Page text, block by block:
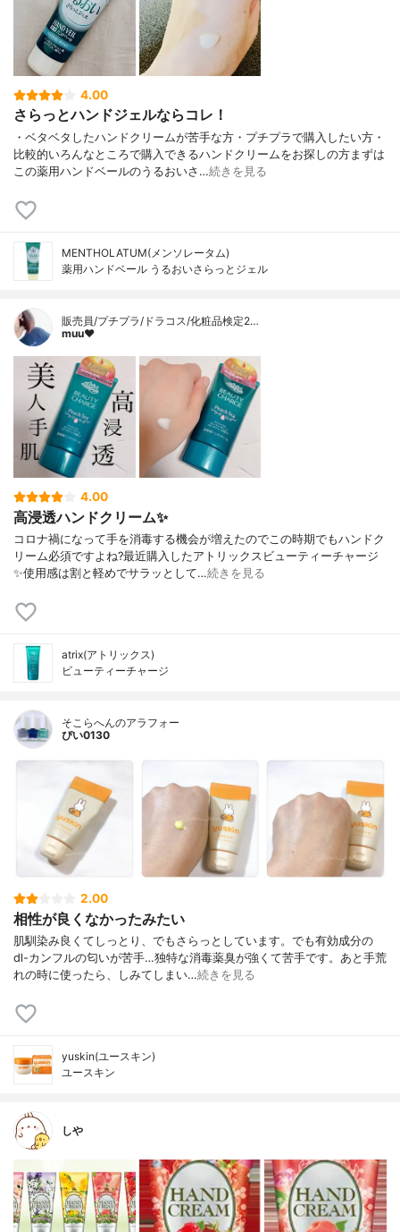
4.00
さらっとハンドジェルならコレ！
・ベタベタしたハンドクリームが苦手な方・プチプラで購入したい方・
比較的いろんなところで購入できるハンドクリームをお探しの方まずは
この薬用ハンドベールのうるおいさ…続きを見る
MENTHOLATUM(メンソレータム)
薬用ハンドベール うるおいさらっとジェル
販売員/プチプラ/ドラコス/化粧品検定2…
muu❤︎
4.00
高浸透ハンドクリーム✨
コロナ禍になって手を消毒する機会が増えたのでこの時期でもハンドク
リーム必須ですよね?最近購入したアトリックスビューティーチャージ
✨使用感は割と軽めでサラッとして…続きを見る
atrix(アトリックス)
ビューティーチャージ
そこらへんのアラフォー
ぴい0130
2.00
相性が良くなかったみたい
肌馴染み良くてしっとり、でもさらっとしています。でも有効成分の
dl-カンフルの匂いが苦手…独特な消毒薬臭が強くて苦手です。あと手荒
れの時に使ったら、しみてしまい…続きを見る
yuskin(ユースキン)
ユースキン
しや